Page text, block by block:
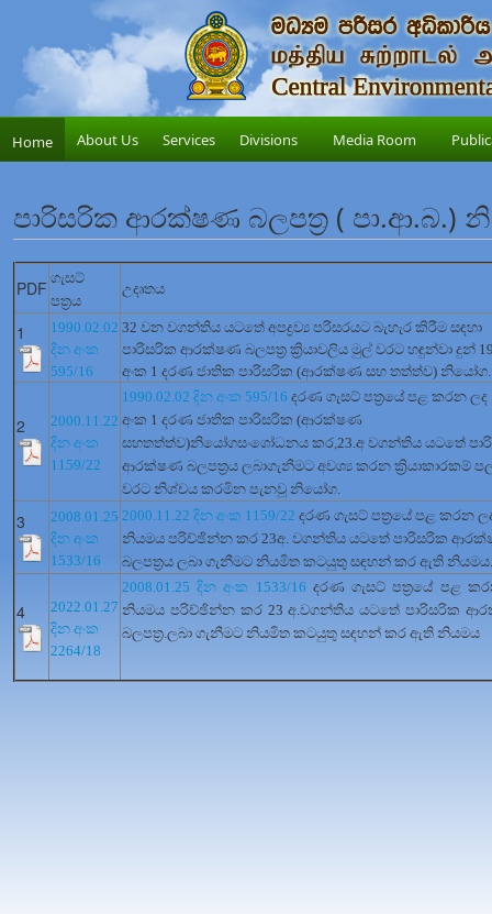
Home About Us Services Divisions Media Room
පාරිසරික ආරක්ෂණ බලපත්‍ර ( පා.ආ.බ.)
PDF
ගැසට්
පත්‍රය
උදෘතය
1
1990.02.02
දින අංක
595/16
32 වන වගන්තිය යටතේ අපද්‍රව්‍ය පරිසරයට බැහැර කිරීම සඳහා
පාරිසරික ආරක්ෂණ බලපත්‍ර ක්‍රියාවලිය මුල් වරට හඳුන්වා දුන්
අංක 1 දරණ ජාතික පාරිසරික (ආරක්ෂණ සහ තත්ත්ව) නියෝග.
2
2000.11.22
දින අංක
1159/22
1990.02.02 දින අංක 595/16 දරණ ගැසට් පත්‍රයේ පළ කරන ලද
අංක 1 දරණ ජාතික පාරිසරික (ආරක්ෂණ
සහතත්ත්ව)නියෝගසංශෝධනය කර,23.අ වගන්තිය යටතේ
ආරක්ෂණ බලපත්‍රය ලබාගැනීමට අවශ්‍ය කරන ක්‍රියාකාරකම්
වරට නිශ්චය කරමින පැනවූ නියෝග.
3
2008.01.25
දින අංක
1533/16
2000.11.22 දින අංක 1159/22 දරණ ගැසට් පත්‍රයේ පළ කරන
නියමය පරිච්ඡින්න කර 23අ. වගන්තිය යටතේ පාරිසරික
බලපත්‍රය ලබා ගැනීමට නියමිත කටයුතු සඳහන් කර ඇති නියමය.
4
2022.01.27
දින අංක
2264/18
2008.01.25 දින අංක 1533/16 දරණ ගැසට් පත්‍රයේ පළ
නියමය පරිච්ඡින්න කර 23 අ.වගන්තිය යටතේ පාරිසරික
බලපත්‍ර.ලබා ගැනීමට නියමිත කටයුතු සඳහන් කර ඇති නියමය